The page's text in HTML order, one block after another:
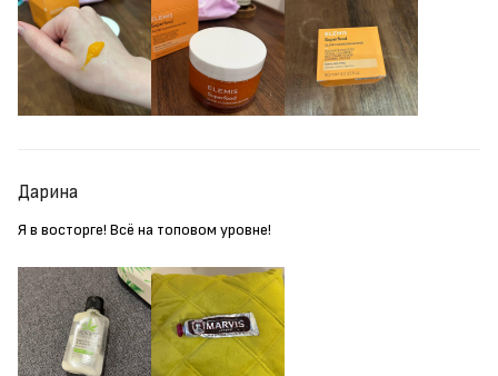
Дарина
Я в восторге! Всё на топовом уровне!